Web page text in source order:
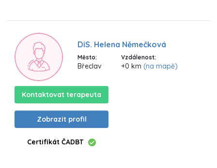
DiS. Helena Němečková
Město:
Břeclav
Vzdálenost:
+0 km (na mapě)
Kontaktovat terapeuta
Zobrazit profil
Certifikát ČADBT